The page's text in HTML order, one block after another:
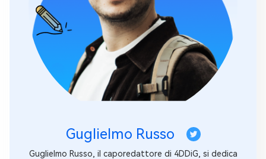
Guglielmo Russo
Guglielmo Russo, il caporedattore di 4DDiG, si dedica